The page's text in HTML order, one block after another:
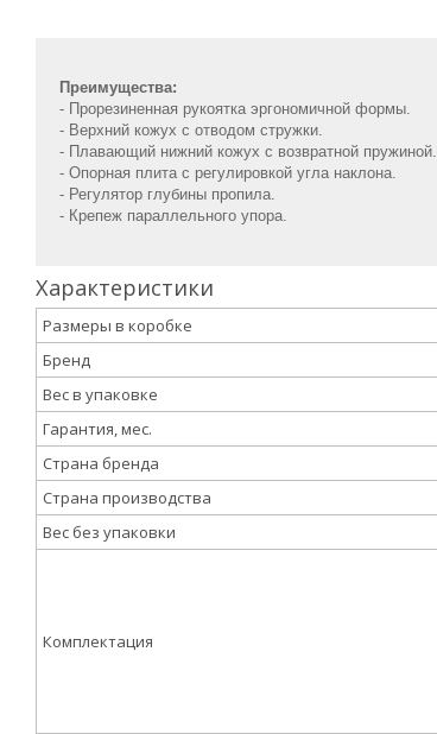
Преимущества:
- Прорезиненная рукоятка эргономичной формы.
- Верхний кожух с отводом стружки.
- Плавающий нижний кожух с возвратной пружиной.
- Опорная плита с регулировкой угла наклона.
- Регулятор глубины пропила.
- Крепеж параллельного упора.
Характеристики
Размеры в коробке
Бренд
Вес в упаковке
Гарантия, мес.
Страна бренда
Страна производства
Вес без упаковки
Комплектация